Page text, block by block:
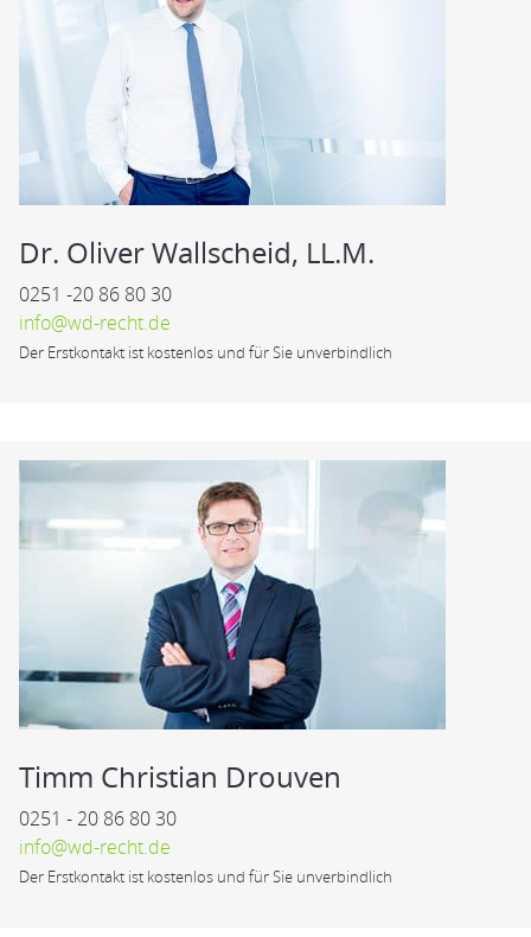
Dr. Oliver Wallscheid, LL.M.
0251 -20 86 80 30
info@wd-recht.de
Der Erstkontakt ist kostenlos und für Sie unverbindlich
Timm Christian Drouven
0251 - 20 86 80 30
info@wd-recht.de
Der Erstkontakt ist kostenlos und für Sie unverbindlich